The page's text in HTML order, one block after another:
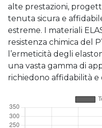
alte prestazioni,
tenuta sicura e
estreme. I materiali
resistenza chimica del
l’ermeticità degli
una vasta gamma di
richiedono affidabilità